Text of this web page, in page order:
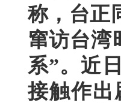
称，台正
窜访台湾
系”。近
接触作出